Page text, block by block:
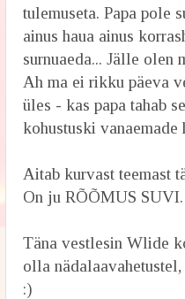
tulemuseta. Papa pole
ainus haua ainus
surnuaeda... Jälle olen
Ah ma ei rikku päeva
üles - kas papa tahab
kohustuski vanaemade
Aitab kurvast teemast
On ju RÕÕMUS SUVI.
Täna vestlesin Wlide
olla
:)